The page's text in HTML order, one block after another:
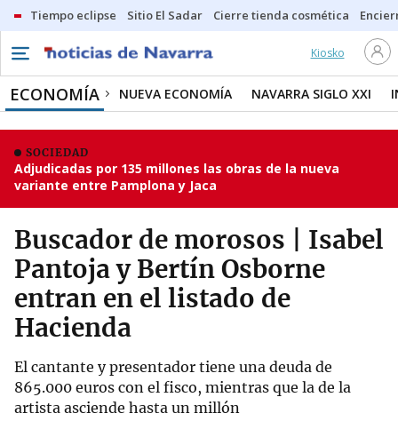
Tiempo eclipse Sitio El Sadar Cierre tienda cosmética
Kiosko
ECONOMÍA NUEVA ECONOMÍA NAVARRA SIGLO XXI
SOCIEDAD
Adjudicadas por 135 millones las obras de la nueva
variante entre Pamplona y Jaca
Buscador de morosos | Isabel
Pantoja y Bertín Osborne
entran en el listado de
Hacienda
El cantante y presentador tiene una deuda de
865.000 euros con el fisco, mientras que la de la
artista asciende hasta un millón